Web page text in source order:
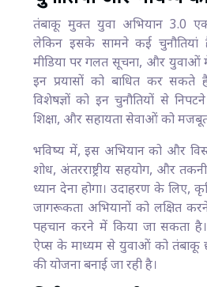
तंबाकू मुक्त युवा अभियान 3.0
लेकिन इसके सामने कई चुनौतियां
मीडिया पर गलत सूचना, और
इन प्रयासों को बाधित कर सकते
विशेषज्ञों को इन चुनौतियों से
शिक्षा, और सहायता सेवाओं को
भविष्य में, इस अभियान को और
शोध, अंतरराष्ट्रीय सहयोग, और
ध्यान देना होगा। उदाहरण के लिए,
जागरूकता अभियानों को लक्षित
पहचान करने में किया जा सकता
ऐप्स के माध्यम से युवाओं को तंबाकू
की योजना बनाई जा रही है।